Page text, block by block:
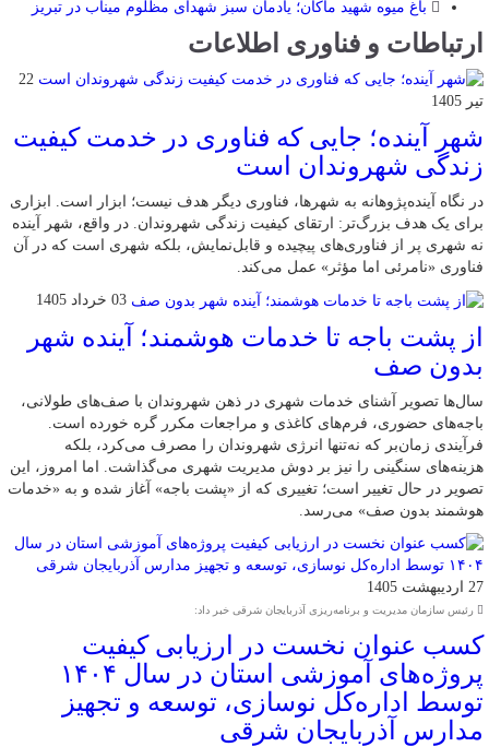
باغ میوه شهید ماکان؛ یادمان سبز شهدای مظلوم میناب در تبریز
ارتباطات و فناوری اطلاعات
22
تیر 1405
شهر آینده؛ جایی که فناوری در خدمت کیفیت
زندگی شهروندان است
در نگاه آینده‌پژوهانه به شهرها، فناوری دیگر هدف نیست؛ ابزار است. ابزاری
برای یک هدف بزرگ‌تر: ارتقای کیفیت زندگی شهروندان. در واقع، شهر آینده
نه شهری پر از فناوری‌های پیچیده و قابل‌نمایش، بلکه شهری است که در آن
فناوری «نامرئی اما مؤثر» عمل می‌کند.
03 خرداد 1405
از پشت باجه تا خدمات هوشمند؛ آینده شهر
بدون صف
سال‌ها تصویر آشنای خدمات شهری در ذهن شهروندان با صف‌های طولانی،
باجه‌های حضوری، فرم‌های کاغذی و مراجعات مکرر گره خورده است.
فرآیندی زمان‌بر که نه‌تنها انرژی شهروندان را مصرف می‌کرد، بلکه
هزینه‌های سنگینی را نیز بر دوش مدیریت شهری می‌گذاشت. اما امروز، این
تصویر در حال تغییر است؛ تغییری که از «پشت باجه» آغاز شده و به «خدمات
هوشمند بدون صف» می‌رسد.
27 اردیبهشت 1405
رئیس سازمان مدیریت و برنامه‌ریزی آذربایجان شرقی خبر داد:
کسب عنوان نخست در ارزیابی کیفیت
پروژه‌های آموزشی استان در سال ۱۴۰۴
توسط اداره‌کل نوسازی، توسعه و تجهیز
مدارس آذربایجان شرقی